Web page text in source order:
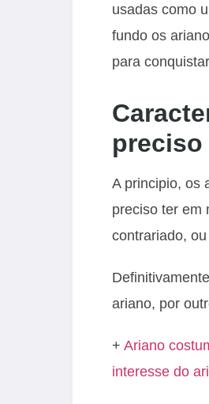
usadas como
fundo os
para
preciso
A principio, os
preciso ter em
contrariado,
ariano, por
+ Ariano
interesse do